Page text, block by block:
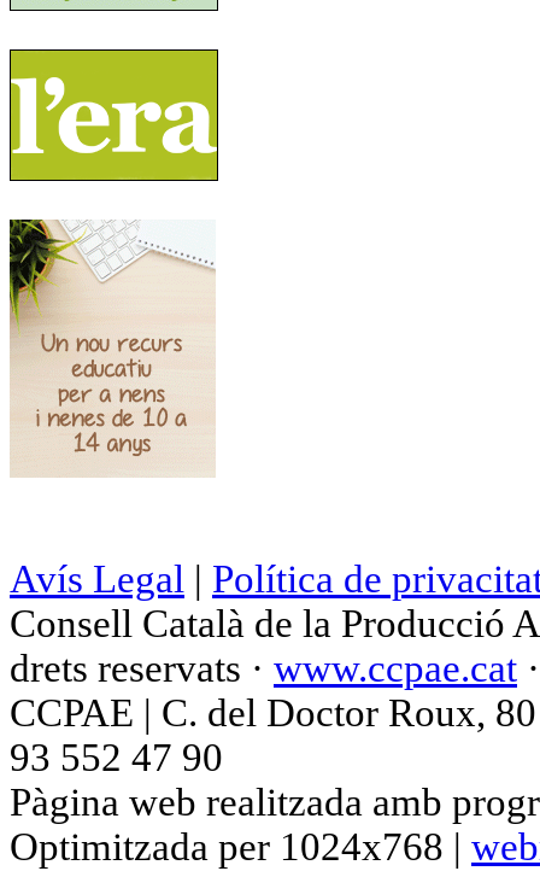
Avís Legal | Política de
Consell Català de la Producció
drets reservats · www.ccpae.cat
CCPAE | C. del Doctor Roux,
93 552 47 90
Pàgina web realitzada amb
Optimitzada per 1024x768 |